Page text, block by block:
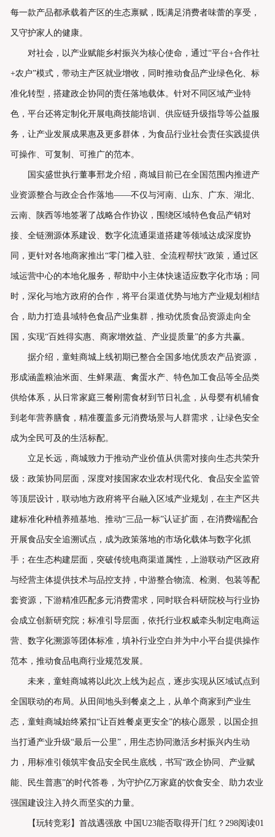
每一款产品都承载着产区的生态禀赋，既满足消费者味蕾的享受，
又守护家人的健康。
对社会，以产业赋能乡村振兴为核心使命，通过“平台+合作社
+农户”模式，带动主产区就业增收，同时推动食品产业绿色化、标
准化转型，搭建政企协同的责任落地载体。针对不同区域产业特
色，平台还将定制化开展电商技能培训、供应链升级指导等公益服
务，让产业发展成果惠及更多群体，为食品行业社会责任实践提供
可操作、可复制、可推广的范本。
国实盛世执行董事邢龙介绍，商城目前已在全国范围内推进产
业资源整合与政企合作落地——不仅与河南、山东、广东、湖北、
云南、陕西等地签署了战略合作协议，围绕区域特色食品产销对
接、全链溯源体系建设、数字化流通渠道搭建等领域达成深度协
同，更针对各地商家推出“零门槛入驻、全流程帮扶”政策，通过区
域运营中心的本地化服务，帮助中小主体快速适应数字化市场；同
时，深化与地方政府的合作，将平台渠道优势与地方产业规划相结
合，助力打造县域特色食品产业集群，推动优质食品资源走向全
国，实现“百姓得实惠、商家增效益、产业提质量”的多方共赢。
据介绍，童蛙商城上线初期已整合全国多地优质农产品资源，
形成涵盖粮油米面、生鲜果蔬、禽蛋水产、特色加工食品等全品类
供给体系，从日常家庭三餐刚需食材到节日礼盒，从母婴有机辅食
到老年营养膳食，精准覆盖多元消费场景与人群需求，让绿色安全
成为全民可及的生活标配。
立足长远，商城致力于推动产业价值从供需对接向生态共荣升
级：政策协同层面，深度对接国家农业农村现代化、食品安全监管
等顶层设计，联动地方政府将平台融入区域产业规划，在主产区共
建标准化种植养殖基地、推动“三品一标”认证扩面，在消费端配合
开展食品安全追溯试点，成为政策落地的市场化载体与数字化抓
手；在生态构建层面，突破传统电商渠道属性，上游联动产区政府
与经营主体提供技术与品控支持，中游整合物流、检测、包装等配
套资源，下游精准匹配多元消费需求，同时联合科研院校与行业协
会成立创新研究院；标准引导层面，依托行业权威牵头制定电商运
营、数字化溯源等团体标准，填补行业空白并为中小平台提供操作
范本，推动食品电商行业规范发展。
未来，童蛙商城将以此次上线为起点，逐步实现从区域试点到
全国联动的布局。从田间地头到餐桌之上，从单个商家到产业生
态，童蛙商城始终紧扣“让百姓餐桌更安全”的核心愿景，以国企担
当打通产业升级“最后一公里”，用生态协同激活乡村振兴内生动
力，用标准引领筑牢食品安全民生底线，书写“政企协同、产业赋
能、民生普惠”的时代答卷，为守护亿万家庭的饮食安全、助力农业
强国建设注入持久而坚实的力量。
【玩转竞彩】首战遇强敌 中国U23能否取得开门红？298阅读01